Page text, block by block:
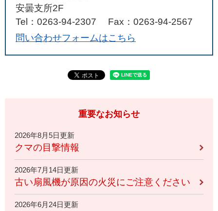
安曇支所2F
Tel：0263-94-2307
Fax：0263-94-2567
問い合わせフォームはこちら
重要なお知らせ
2026年8月5日更新
クマの目撃情報
2026年7月14日更新
古い扇風機が原因の火災にご注意ください
2026年6月24日更新